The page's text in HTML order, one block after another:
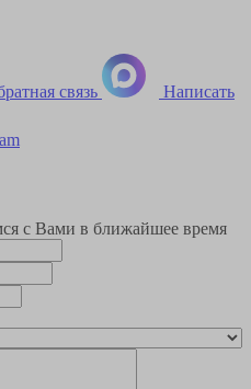
связь Написать
с Вами в ближайшее время